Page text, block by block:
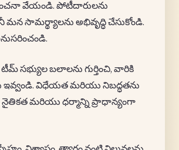
వేయండి. పోటీదారులను
మన సామర్థ్యాలను అభివృద్ధి చేసుకోండి.
టీమ్ సభ్యుల బలాలను గుర్తించి, వారికి
ఇవ్వండి. విధేయత మరియు నిబద్ధతను
నైతికత మరియు ధర్మాన్ని ప్రాధాన్యంగా